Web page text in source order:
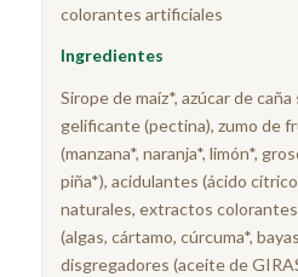
colorantes artificiales
Ingredientes
Sirope de maíz*, azúcar de
gelificante (pectina), zumo de
(manzana*, naranja*, limón*,
piña*), acidulantes (ácido
naturales, extractos
(algas, cártamo, cúrcuma*,
disgregadores (aceite de